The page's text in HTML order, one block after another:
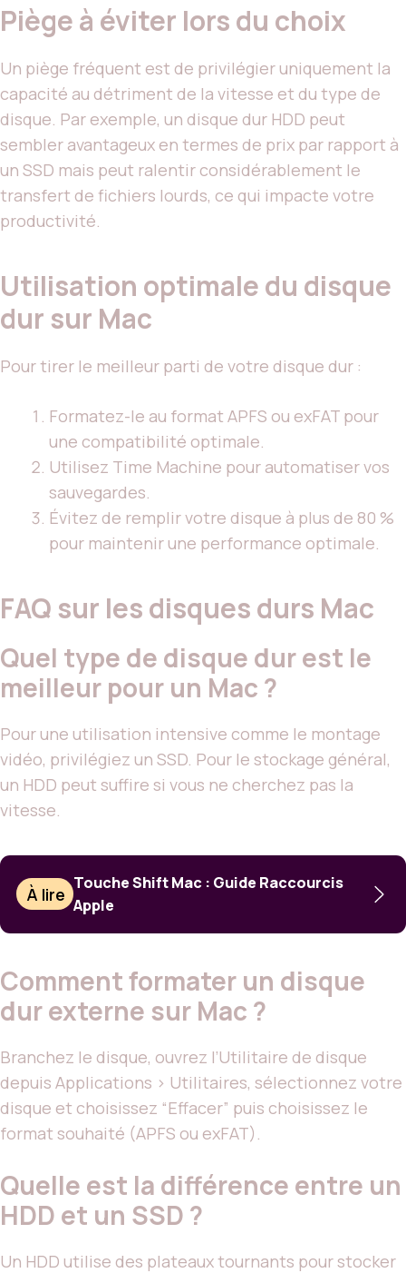
Piège à éviter lors du choix
Un piège fréquent est de privilégier uniquement la
capacité au détriment de la vitesse et du type de
disque. Par exemple, un disque dur HDD peut
sembler avantageux en termes de prix par rapport à
un SSD mais peut ralentir considérablement le
transfert de fichiers lourds, ce qui impacte votre
productivité.
Utilisation optimale du disque
dur sur Mac
Pour tirer le meilleur parti de votre disque dur :
Formatez-le au format APFS ou exFAT pour
une compatibilité optimale.
Utilisez Time Machine pour automatiser vos
sauvegardes.
Évitez de remplir votre disque à plus de 80 %
pour maintenir une performance optimale.
FAQ sur les disques durs Mac
Quel type de disque dur est le
meilleur pour un Mac ?
Pour une utilisation intensive comme le montage
vidéo, privilégiez un SSD. Pour le stockage général,
un HDD peut suffire si vous ne cherchez pas la
vitesse.
À lire
Touche Shift Mac : Guide Raccourcis
Apple
Comment formater un disque
dur externe sur Mac ?
Branchez le disque, ouvrez l’Utilitaire de disque
depuis Applications > Utilitaires, sélectionnez votre
disque et choisissez “Effacer” puis choisissez le
format souhaité (APFS ou exFAT).
Quelle est la différence entre un
HDD et un SSD ?
Un HDD utilise des plateaux tournants pour stocker